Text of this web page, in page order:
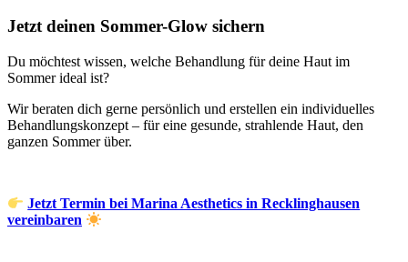
Jetzt deinen Sommer-Glow sichern
Du möchtest wissen, welche Behandlung für deine Haut im
Sommer ideal ist?
Wir beraten dich gerne persönlich und erstellen ein individuelles
Behandlungskonzept – für eine gesunde, strahlende Haut, den
ganzen Sommer über.
Jetzt Termin bei Marina Aesthetics in Recklinghausen
vereinbaren